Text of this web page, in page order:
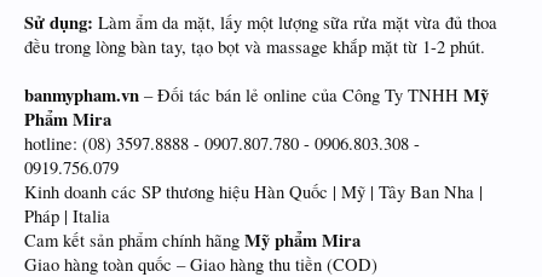
Sử dụng: Làm ẩm da mặt, lấy một lượng sữa rửa mặt vừa đủ thoa
đều trong lòng bàn tay, tạo bọt và massage khắp mặt từ 1-2 phút.
banmypham.vn – Đối tác bán lẻ online của Công Ty TNHH Mỹ
Phẩm Mira
hotline: (08) 3597.8888 - 0907.807.780 - 0906.803.308 -
0919.756.079
Kinh doanh các SP thương hiệu Hàn Quốc | Mỹ | Tây Ban Nha |
Pháp | Italia
Cam kết sản phẩm chính hãng Mỹ phẩm Mira
Giao hàng toàn quốc – Giao hàng thu tiền (COD)